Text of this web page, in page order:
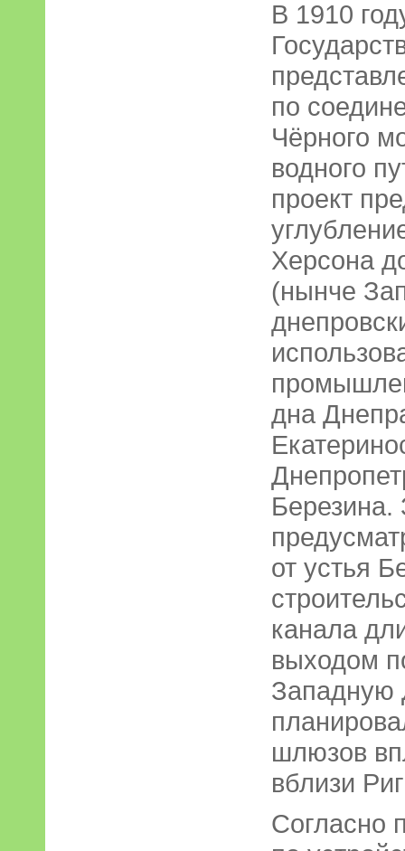
В 1910
по
Чёрного
водного
проект
Херсона
(нынче
дна
Березина.
от устья
канала
выходом
Западную
шлюзов
вблизи
Согласно